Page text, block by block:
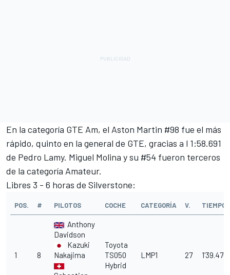
En la categoría GTE Am, el Aston Martin #98 fue el más
rápido, quinto en la general de GTE, gracias a l 1:58.691
de Pedro Lamy. Miguel Molina y su #54 fueron terceros
de la categoría Amateur.
Libres 3 - 6 horas de Silverstone:
POS. # PILOTOS COCHE CATEGORÍA V. TIEMPO
1 8
Anthony
Davidson
Kazuki
Nakajima
Toyota
TS050
Hybrid
LMP1 27 1'39.476